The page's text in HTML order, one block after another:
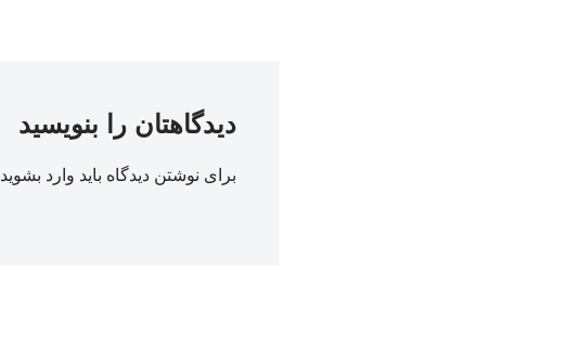
دیدگاهتان را بنویسید
برای نوشتن دیدگاه باید وارد بشوید